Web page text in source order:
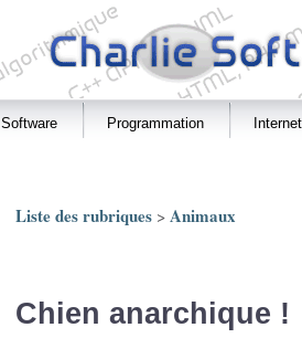
Software Programmation Internet
Liste des rubriques > Animaux
Chien anarchique !